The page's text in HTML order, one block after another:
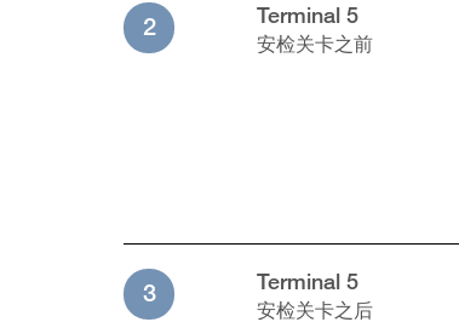
2 Terminal 5
安检关卡之前
3 Terminal 5
安检关卡之后